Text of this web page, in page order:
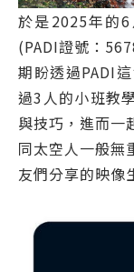
於是2025年的
(PADI證號：
期盼透過PADI
過3人的小班教
與技巧，進而一
同太空人一般無
友們分享的映像